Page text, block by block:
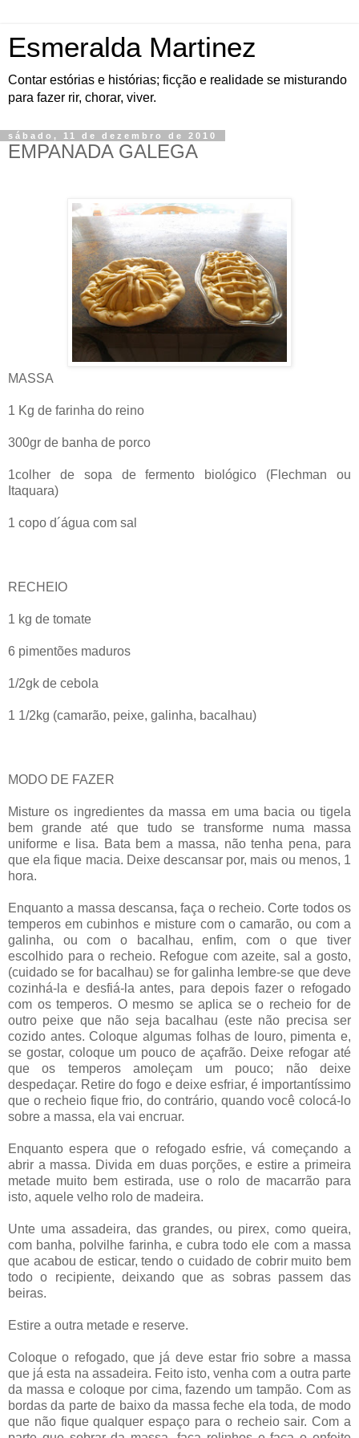
Esmeralda Martinez
Contar estórias e histórias; ficção e realidade se misturando
para fazer rir, chorar, viver.
sábado, 11 de dezembro de 2010
EMPANADA GALEGA
MASSA
1 Kg de farinha do reino
300gr de banha de porco
1colher de sopa de fermento biológico (Flechman ou
Itaquara)
1 copo d´água com sal
RECHEIO
1 kg de tomate
6 pimentões maduros
1/2gk de cebola
1 1/2kg (camarão, peixe, galinha, bacalhau)
MODO DE FAZER
Misture os ingredientes da massa em uma bacia ou tigela
bem grande até que tudo se transforme numa massa
uniforme e lisa. Bata bem a massa, não tenha pena, para
que ela fique macia. Deixe descansar por, mais ou menos, 1
hora.
Enquanto a massa descansa, faça o recheio. Corte todos os
temperos em cubinhos e misture com o camarão, ou com a
galinha, ou com o bacalhau, enfim, com o que tiver
escolhido para o recheio. Refogue com azeite, sal a gosto,
(cuidado se for bacalhau) se for galinha lembre-se que deve
cozinhá-la e desfiá-la antes, para depois fazer o refogado
com os temperos. O mesmo se aplica se o recheio for de
outro peixe que não seja bacalhau (este não precisa ser
cozido antes. Coloque algumas folhas de louro, pimenta e,
se gostar, coloque um pouco de açafrão. Deixe refogar até
que os temperos amoleçam um pouco; não deixe
despedaçar. Retire do fogo e deixe esfriar, é importantíssimo
que o recheio fique frio, do contrário, quando você colocá-lo
sobre a massa, ela vai encruar.
Enquanto espera que o refogado esfrie, vá começando a
abrir a massa. Divida em duas porções, e estire a primeira
metade muito bem estirada, use o rolo de macarrão para
isto, aquele velho rolo de madeira.
Unte uma assadeira, das grandes, ou pirex, como queira,
com banha, polvilhe farinha, e cubra todo ele com a massa
que acabou de esticar, tendo o cuidado de cobrir muito bem
todo o recipiente, deixando que as sobras passem das
beiras.
Estire a outra metade e reserve.
Coloque o refogado, que já deve estar frio sobre a massa
que já esta na assadeira. Feito isto, venha com a outra parte
da massa e coloque por cima, fazendo um tampão. Com as
bordas da parte de baixo da massa feche ela toda, de modo
que não fique qualquer espaço para o recheio sair. Com a